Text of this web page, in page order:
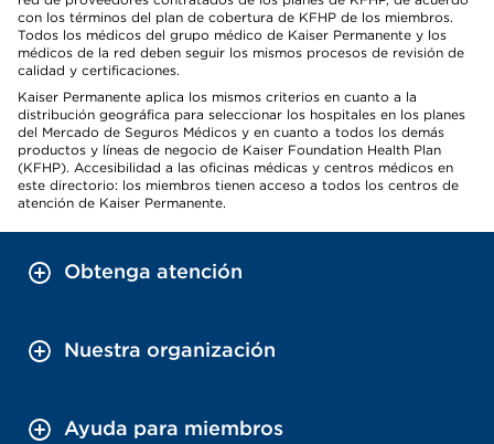
con los términos del plan de cobertura de KFHP de los miembros.
Todos los médicos del grupo médico de Kaiser Permanente y los
médicos de la red deben seguir los mismos procesos de revisión de
calidad y certificaciones.
Kaiser Permanente aplica los mismos criterios en cuanto a la
distribución geográfica para seleccionar los hospitales en los planes
del Mercado de Seguros Médicos y en cuanto a todos los demás
productos y líneas de negocio de Kaiser Foundation Health Plan
(KFHP). Accesibilidad a las oficinas médicas y centros médicos en
este directorio: los miembros tienen acceso a todos los centros de
atención de Kaiser Permanente.
Obtenga atención
Nuestra organización
Ayuda para miembros